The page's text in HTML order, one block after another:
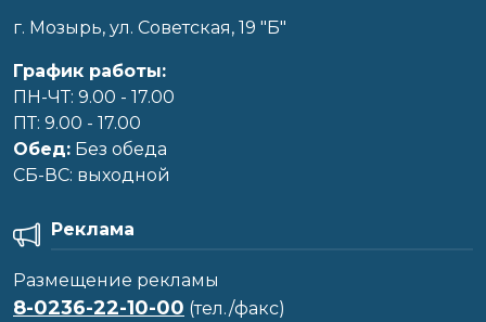
г. Мозырь, ул. Советская, 19 "Б"
График работы:
ПН-ЧТ: 9.00 - 17.00
ПТ: 9.00 - 17.00
Обед: Без обеда
CБ-ВС: выходной
Реклама
Размещение рекламы
8-0236-22-10-00 (тел./факс)